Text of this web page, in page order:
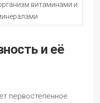
витаминами и
и её
первостепенное